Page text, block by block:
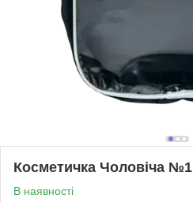
Косметичка Чоловіча №1
В наявності